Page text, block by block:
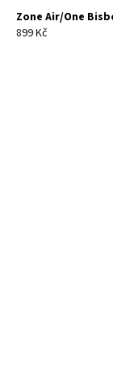
Zone Air/One
899 Kč